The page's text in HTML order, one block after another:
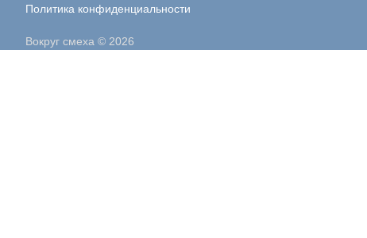
Политика конфиденциальности
Вокруг смеха © 2026